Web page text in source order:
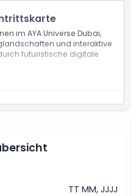
im AYA Universe Dubai,
und interaktive
futuristische digitale
Displays und
TT MM, JJJJ